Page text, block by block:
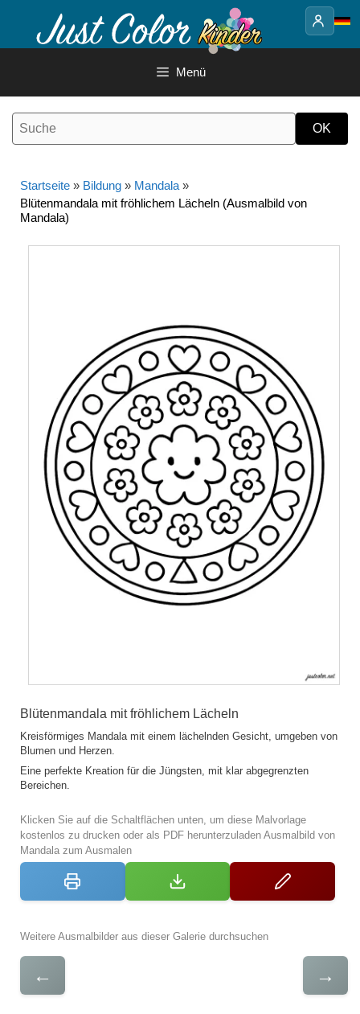
Inhalt
Menü
Startseite » Bildung » Mandala »
Blütenmandala mit fröhlichem Lächeln (Ausmalbild von
Mandala)
Blütenmandala mit fröhlichem Lächeln
Kreisförmiges Mandala mit einem lächelnden Gesicht, umgeben von
Blumen und Herzen.
Eine perfekte Kreation für die Jüngsten, mit klar abgegrenzten
Bereichen.
Klicken Sie auf die Schaltflächen unten, um diese Malvorlage
kostenlos zu drucken oder als PDF herunterzuladen Ausmalbild von
Mandala zum Ausmalen
Weitere Ausmalbilder aus dieser Galerie durchsuchen
← →